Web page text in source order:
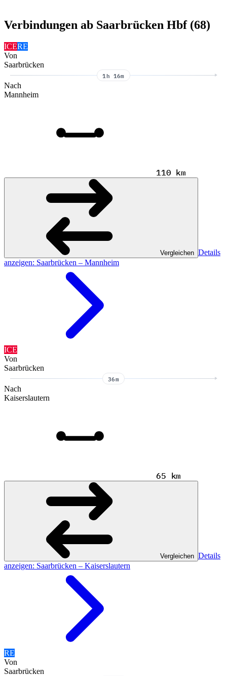
Verbindungen ab Saarbrücken Hbf (68)
ICERE
Von
Saarbrücken
1h 16m
Nach
Mannheim
110 km
Vergleichen Details
anzeigen: Saarbrücken – Mannheim
ICE
Von
Saarbrücken
36m
Nach
Kaiserslautern
65 km
Vergleichen Details
anzeigen: Saarbrücken – Kaiserslautern
RE
Von
Saarbrücken